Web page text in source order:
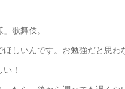
」歌舞伎。
ほしいんです。お勉強だと思わ
！